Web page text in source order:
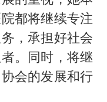
都将继续专注
，承担好社会
。同时，将继
会的发展和行